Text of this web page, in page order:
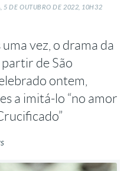
5 DE OUTUBRO DE2022, 10H32
vez, o drama da
de São
ontem,
a imitá-lo “no amor